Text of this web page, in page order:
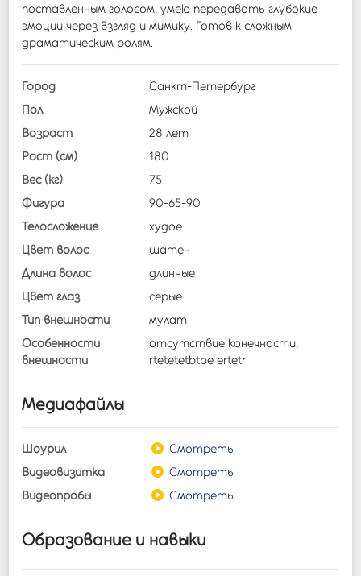
поставленным голосом, умею передавать глубокие
эмоции через взгляд и мимику. Готов к сложным
драматическим ролям.
Город
Санкт-Петербург
Пол
Мужской
Возраст
28 лет
Рост (см)
180
Вес (кг)
75
Фигура
90-65-90
Телосложение
худое
Цвет волос
шатен
Длина волос
длинные
Цвет глаз
серые
Тип внешности
мулат
Особенности
внешности
отсутствие конечности,
rtetetetbtbe ertetr
Медиафайлы
Шоурил
Смотреть
Видеовизитка
Смотреть
Видеопробы
Смотреть
Образование и навыки